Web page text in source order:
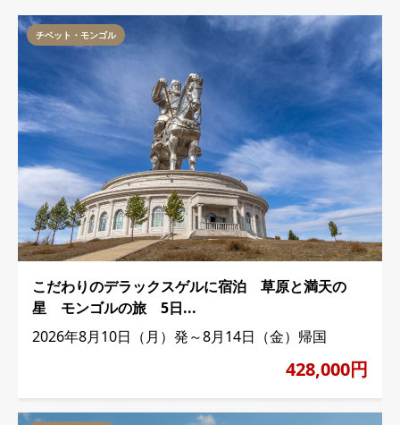
チベット・モンゴル
こだわりのデラックスゲルに宿泊 草原と満天の
星 モンゴルの旅 5日...
2026年8月10日（月）発～8月14日（金）帰国
428,000円